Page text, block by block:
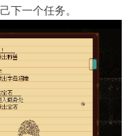
下一个任务。